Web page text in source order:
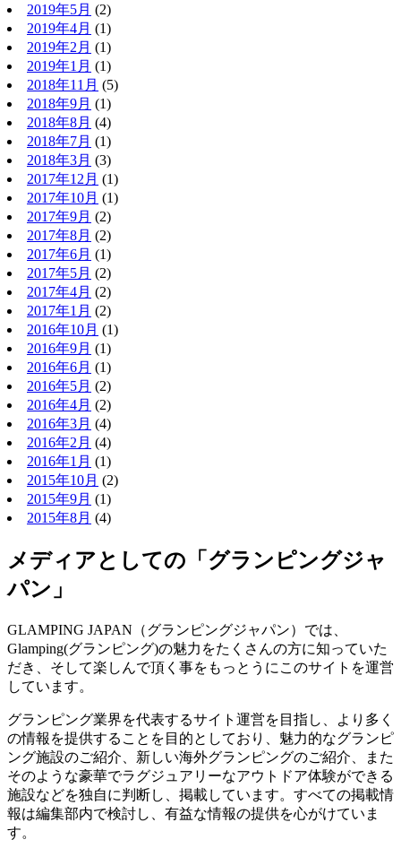
2019年5月 (2)
2019年4月 (1)
2019年2月 (1)
2019年1月 (1)
2018年11月 (5)
2018年9月 (1)
2018年8月 (4)
2018年7月 (1)
2018年3月 (3)
2017年12月 (1)
2017年10月 (1)
2017年9月 (2)
2017年8月 (2)
2017年6月 (1)
2017年5月 (2)
2017年4月 (2)
2017年1月 (2)
2016年10月 (1)
2016年9月 (1)
2016年6月 (1)
2016年5月 (2)
2016年4月 (2)
2016年3月 (4)
2016年2月 (4)
2016年1月 (1)
2015年10月 (2)
2015年9月 (1)
2015年8月 (4)
メディアとしての「グランピングジャ
パン」
GLAMPING JAPAN（グランピングジャパン）では、
Glamping(グランピング)の魅力をたくさんの方に知っていた
だき、そして楽しんで頂く事をもっとうにこのサイトを運営
しています。
グランピング業界を代表するサイト運営を目指し、より多く
の情報を提供することを目的としており、魅力的なグランピ
ング施設のご紹介、新しい海外グランピングのご紹介、また
そのような豪華でラグジュアリーなアウトドア体験ができる
施設などを独自に判断し、掲載しています。すべての掲載情
報は編集部内で検討し、有益な情報の提供を心がけていま
す。